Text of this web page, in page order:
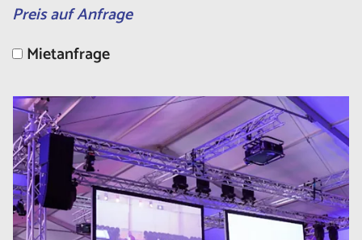
Größere
Bildversion
anzeigen
Preis auf Anfrage
Mietanfrage